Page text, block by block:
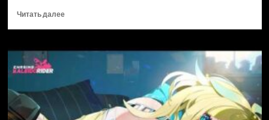
Читать далееПрочитать
героя
Revival